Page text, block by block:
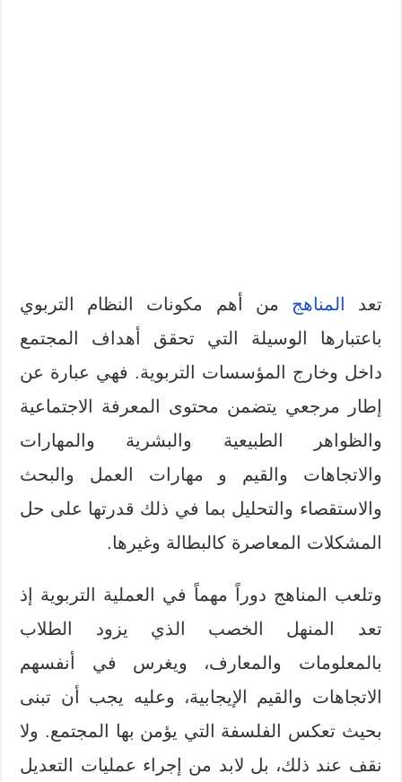
تعد المناهج من أهم مكونات النظام التربوي
باعتبارها الوسيلة التي تحقق أهداف المجتمع
داخل وخارج المؤسسات التربوية. فهي عبارة عن
إطار مرجعي يتضمن محتوى المعرفة الاجتماعية
والظواهر الطبيعية والبشرية والمهارات
والاتجاهات والقيم و مهارات العمل والبحث
والاستقصاء والتحليل بما في ذلك قدرتها على حل
المشكلات المعاصرة كالبطالة وغيرها.
وتلعب المناهج دوراً مهماً في العملية التربوية إذ
تعد المنهل الخصب الذي يزود الطلاب
بالمعلومات والمعارف، ويغرس في أنفسهم
الاتجاهات والقيم الإيجابية، وعليه يجب أن تبنى
بحيث تعكس الفلسفة التي يؤمن بها المجتمع. ولا
نقف عند ذلك، بل لابد من إجراء عمليات التعديل